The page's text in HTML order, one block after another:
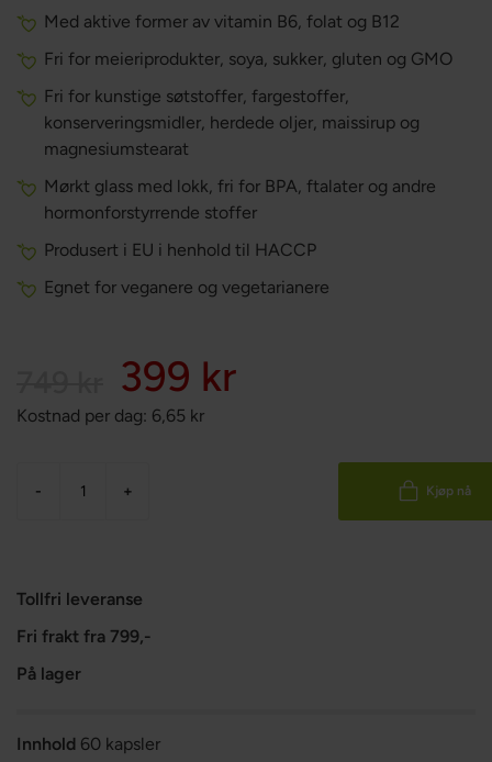
Med aktive former av vitamin B6, folat og B12
Fri for meieriprodukter, soya, sukker, gluten og GMO
Fri for kunstige søtstoffer, fargestoffer,
konserveringsmidler, herdede oljer, maissirup og
magnesiumstearat
Mørkt glass med lokk, fri for BPA, ftalater og andre
hormonforstyrrende stoffer
Produsert i EU i henhold til HACCP
Egnet for veganere og vegetarianere
399 kr
Kostnad per dag: 6,65 kr
- + Kjøp nå
Tollfri leveranse
Fri frakt fra 799,-
På lager
Innhold 60 kapsler